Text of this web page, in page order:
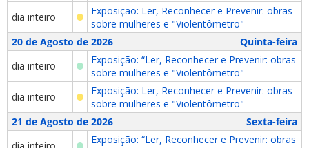
dia inteiro
Exposição: Ler, Reconhecer e Prevenir: obras
sobre mulheres e "Violentômetro"
20 de Agosto de 2026
Quinta-feira
dia inteiro
Exposição: “Ler, Reconhecer e Prevenir: obras
sobre mulheres e "Violentômetro"
dia inteiro
Exposição: Ler, Reconhecer e Prevenir: obras
sobre mulheres e "Violentômetro"
21 de Agosto de 2026
Sexta-feira
Exposição: “Ler, Reconhecer e Prevenir: obras